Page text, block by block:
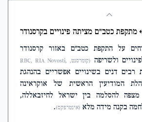
מתקפת כטב"ם מציתה פינויים בקרסנודר
על התקפת כטב"ם באזור קרסנודר
ולשריפה
(קומרסנט, RBC, RIA Novosti,
רבים דנים בשינויים אפשריים בהנהגת
המודיעין הראשית של אוקראינה
להסלמה בין ישראל לחיזבאללה,
בקנה מידה מלא (אינטרפקס).